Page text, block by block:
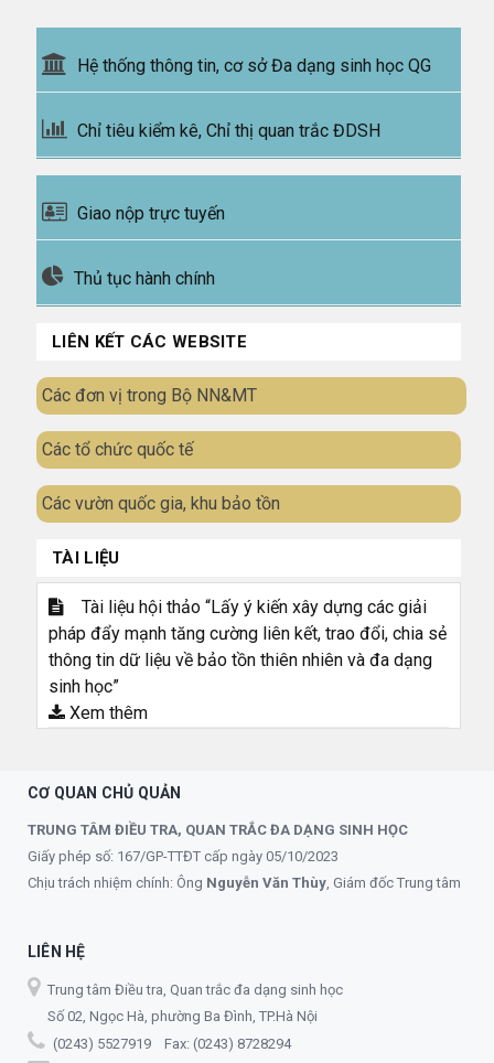
Hệ thống thông tin, cơ sở Đa dạng sinh học QG
Chỉ tiêu kiểm kê, Chỉ thị quan trắc ĐDSH
Giao nộp trực tuyến
Thủ tục hành chính
LIÊN KẾT CÁC WEBSITE
Các đơn vị trong Bộ NN&MT
Các tổ chức quốc tế
Các vườn quốc gia, khu bảo tồn
TÀI LIỆU
Tài liệu hội thảo “Lấy ý kiến xây dựng các giải
pháp đẩy mạnh tăng cường liên kết, trao đổi, chia sẻ
thông tin dữ liệu về bảo tồn thiên nhiên và đa dạng
sinh học”
Xem thêm
CƠ QUAN CHỦ QUẢN
TRUNG TÂM ĐIỀU TRA, QUAN TRẮC ĐA DẠNG SINH HỌC
Giấy phép số: 167/GP-TTĐT cấp ngày 05/10/2023
Chịu trách nhiệm chính: Ông Nguyễn Văn Thùy, Giám đốc Trung tâm
LIÊN HỆ
Trung tâm Điều tra, Quan trắc đa dạng sinh học
Số 02, Ngọc Hà, phường Ba Đình, TP.Hà Nội
(0243) 5527919 Fax: (0243) 8728294